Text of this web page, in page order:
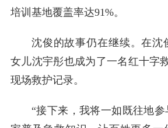
培训基地覆盖率达91%。
沈俊的故事仍在继续。在沈
女儿沈宇彤也成为了一名红十字
现场救护记录。
“接下来，我将一如既往地